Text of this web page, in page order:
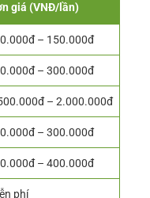
giá (VNĐ/lần)
– 150.000đ
– 300.000đ
– 2.000.000đ
– 300.000đ
– 400.000đ
phí